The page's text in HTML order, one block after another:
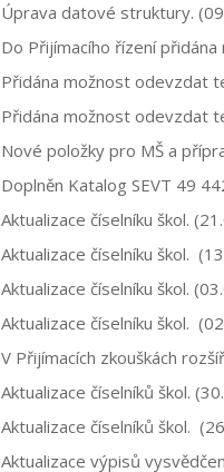
Úprava datové struktury.
Do Přijímacího řízení
Přidána možnost odevzdat
Přidána možnost odevzdat
Nové položky pro MŠ a
Doplněn Katalog SEVT 49
Aktualizace číselníku škol.
Aktualizace číselníku škol.
Aktualizace číselníku škol.
Aktualizace číselníku škol.
V Přijímacích zkouškách
Aktualizace číselníků škol.
Aktualizace číselníků škol.
Aktualizace výpisů